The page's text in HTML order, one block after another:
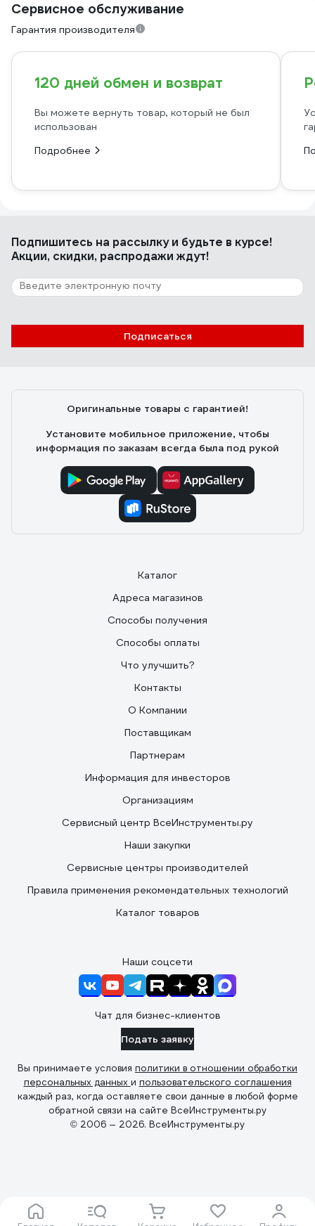
Сервисное обслуживание
Гарантия производителя
120 дней обмен и возврат
Вы можете вернуть товар, который не был
использован
Подробнее
Подпишитесь на рассылкуи будьте в курсе!
Акции, скидки, распродажи ждут!
Подписаться
Оригинальные товары с гарантией!
Установите мобильное приложение, чтобы
информация по заказам всегда была под рукой
Каталог
Адреса магазинов
Способы получения
Способы оплаты
Что улучшить?
Контакты
О Компании
Поставщикам
Партнерам
Информация для инвесторов
Организациям
Сервисный центр ВсеИнструменты.ру
Наши закупки
Сервисные центры производителей
Правила применения рекомендательных технологий
Каталог товаров
Наши соцсети
Чат для бизнес-клиентов
Подать заявку
Вы принимаете условия политики в отношении обработки
персональных данных и пользовательского соглашения
каждый раз, когда оставляете свои данные в любой форме
обратной связи на сайте ВсеИнструменты.ру
© 2006 — 2026. ВсеИнструменты.ру